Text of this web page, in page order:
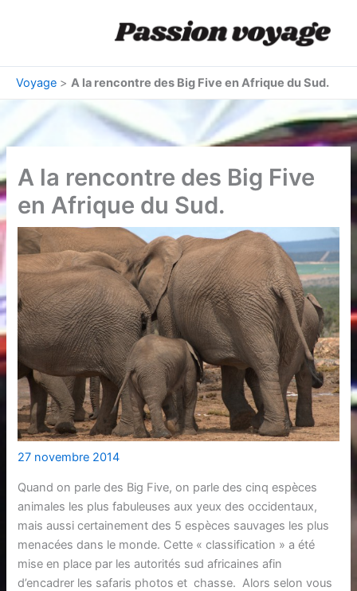
Voyage > A la rencontre des Big Five en Afrique du Sud.
A la rencontre des Big Five
en Afrique du Sud.
27 novembre 2014
Quand on parle des Big Five, on parle des cinq espèces
animales les plus fabuleuses aux yeux des occidentaux,
mais aussi certainement des 5 espèces sauvages les plus
menacées dans le monde. Cette « classification » a été
mise en place par les autorités sud africaines afin
d’encadrer les safaris photos et chasse. Alors selon vous